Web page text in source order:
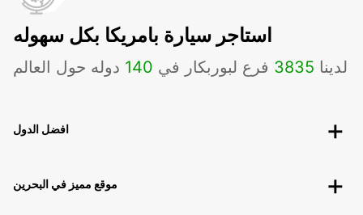
استاجر سيارة بامريكا بكل سهوله
لدينا 3835 فرع لبوربكار في 140 دوله حول العالم
افضل الدول
موقع مميز في البحرين